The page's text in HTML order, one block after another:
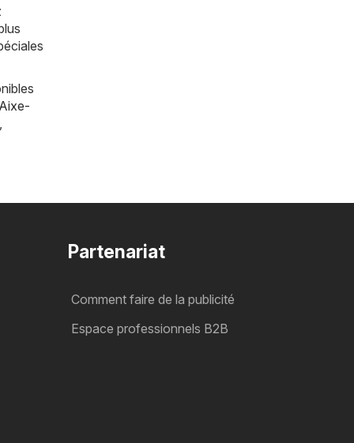
Aixe-
Partenariat
Comment faire de la publicité
Espace professionnels B2B